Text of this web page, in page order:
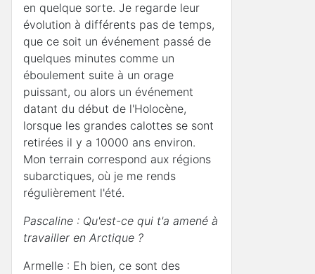
en quelque sorte. Je regarde leur
évolution à différents pas de temps,
que ce soit un événement passé de
quelques minutes comme un
éboulement suite à un orage
puissant, ou alors un événement
datant du début de l'Holocène,
lorsque les grandes calottes se sont
retirées il y a 10000 ans environ.
Mon terrain correspond aux régions
subarctiques, où je me rends
régulièrement l'été.
Pascaline : Qu'est-ce qui t'a amené à
travailler en Arctique ?
Armelle : Eh bien, ce sont des